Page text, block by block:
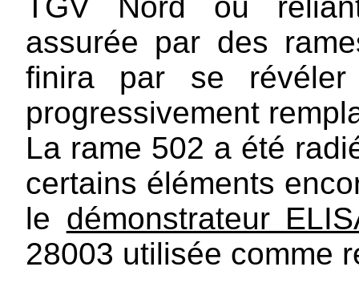
assurée par des
finira par se
progressivement
La rame 502 a été
certains éléments
le démonstrateur
28003 utilisée comme